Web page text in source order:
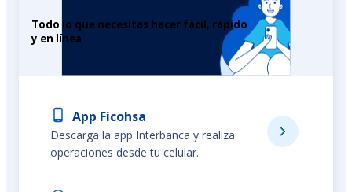
Todo lo que necesitas hacer fácil, rápido
y en línea
App Ficohsa
Descarga la app Interbanca y realiza
operaciones desde tu celular.